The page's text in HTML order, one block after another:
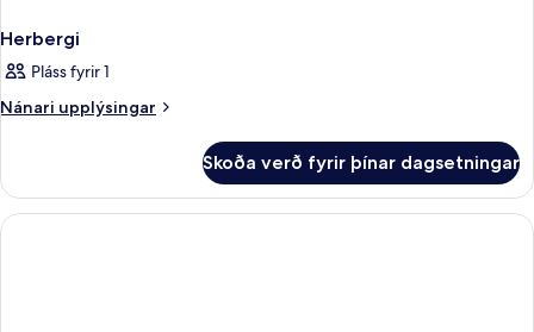
Herbergi
Pláss fyrir 1
Nánari upplýsingar
Nánari
Skoða verð fyrir þínar dagsetningar